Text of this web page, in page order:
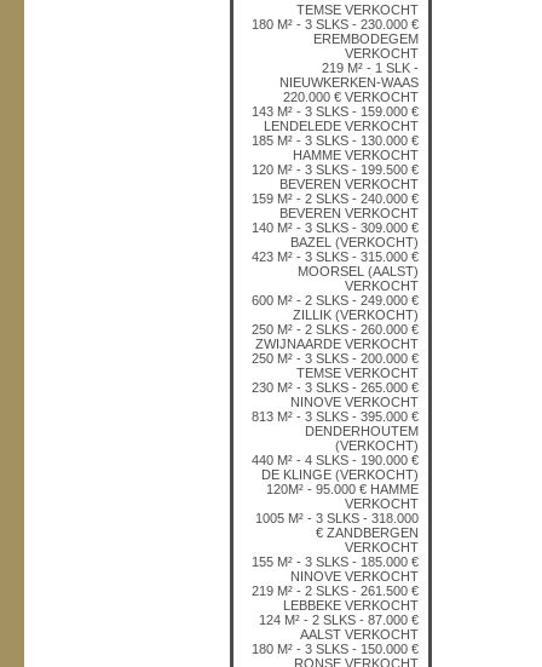
TEMSE VERKOCHT
180 M² - 3 SLKS - 230.000 €
EREMBODEGEM
VERKOCHT
219 M² - 1 SLK -
NIEUWKERKEN-WAAS
220.000 € VERKOCHT
143 M² - 3 SLKS - 159.000 €
LENDELEDE VERKOCHT
185 M² - 3 SLKS - 130.000 €
HAMME VERKOCHT
120 M² - 3 SLKS - 199.500 €
BEVEREN VERKOCHT
159 M² - 2 SLKS - 240.000 €
BEVEREN VERKOCHT
140 M² - 3 SLKS - 309.000 €
BAZEL (VERKOCHT)
423 M² - 3 SLKS - 315.000 €
MOORSEL (AALST)
VERKOCHT
600 M² - 2 SLKS - 249.000 €
ZILLIK (VERKOCHT)
250 M² - 2 SLKS - 260.000 €
ZWIJNAARDE VERKOCHT
250 M² - 3 SLKS - 200.000 €
TEMSE VERKOCHT
230 M² - 3 SLKS - 265.000 €
NINOVE VERKOCHT
813 M² - 3 SLKS - 395.000 €
DENDERHOUTEM
(VERKOCHT)
440 M² - 4 SLKS - 190.000 €
DE KLINGE (VERKOCHT)
120M² - 95.000 € HAMME
VERKOCHT
1005 M² - 3 SLKS - 318.000
€ ZANDBERGEN
VERKOCHT
155 M² - 3 SLKS - 185.000 €
NINOVE VERKOCHT
219 M² - 2 SLKS - 261.500 €
LEBBEKE VERKOCHT
124 M² - 2 SLKS - 87.000 €
AALST VERKOCHT
180 M² - 3 SLKS - 150.000 €
RONSE VERKOCHT